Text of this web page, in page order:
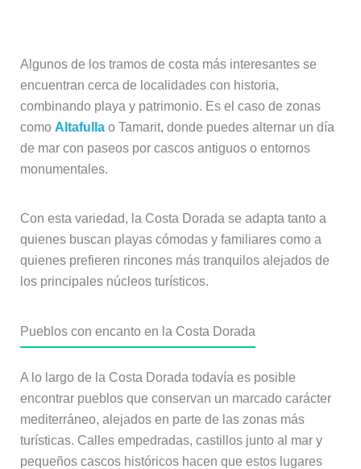
Algunos de los tramos de costa más interesantes se
encuentran cerca de localidades con historia,
combinando playa y patrimonio. Es el caso de zonas
como Altafullao Tamarit, donde puedes alternar un día
de mar con paseos por cascos antiguos o entornos
monumentales.
Con esta variedad, la Costa Dorada se adapta tanto a
quienes buscan playas cómodas y familiares como a
quienes prefieren rincones más tranquilos alejados de
los principales núcleos turísticos.
Pueblos con encanto en la Costa Dorada
A lo largo de la Costa Dorada todavía es posible
encontrar pueblos que conservan un marcado carácter
mediterráneo, alejados en parte de las zonas más
turísticas. Calles empedradas, castillos junto al mar y
pequeños cascos históricos hacen que estos lugares